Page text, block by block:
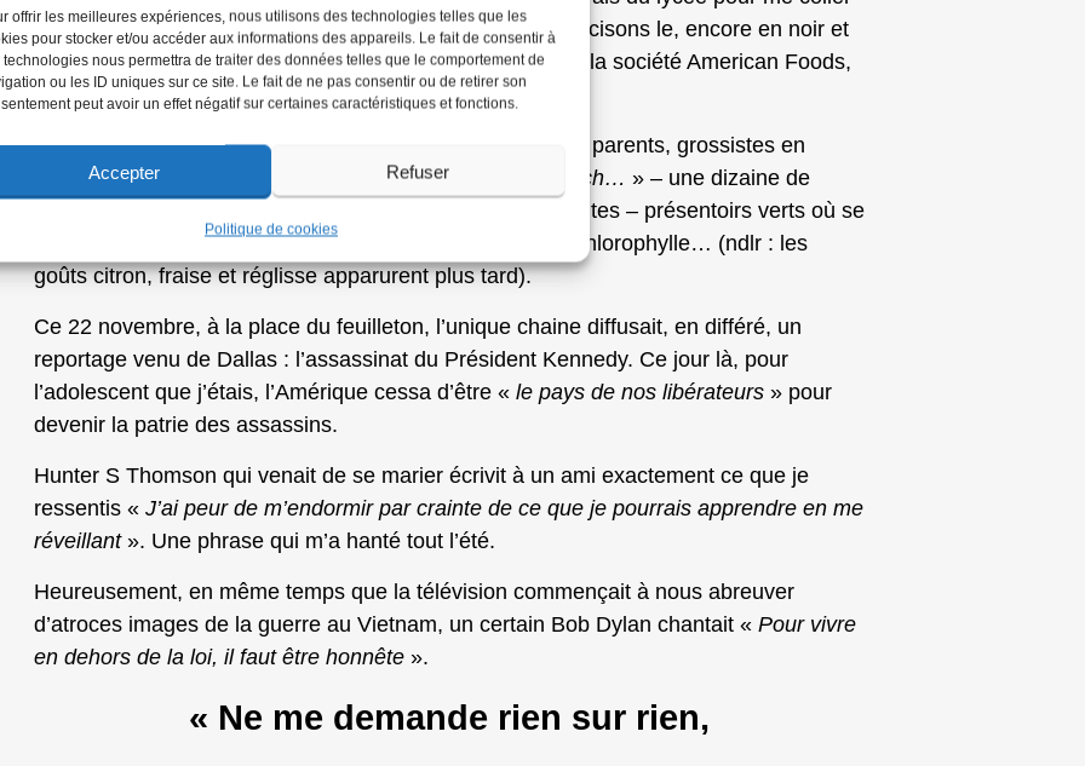
offrir les meilleures expériences, nous utilisons des technologies telles que les
pour stocker et/ou accéder aux informations des appareils. Le fait de consentir à
technologies nous permettra de traiter des données telles que le comportement de
ou les ID uniques sur ce site. Le fait de ne pas consentir ou de retirer son
peut avoir un effet négatif sur certaines caractéristiques et fonctions.
Accepter Refuser
Politique de cookies
devant la télévision familiale. Elle était toute neuve et, précisons le, encore en noir et
blanc. Cette merveille avait été « offerte » à la famille par la société American Foods,
fabriquant les tablettes du chewing gum Hollywood !
L’argument de la modernité au foyer avait convaincu mes parents, grossistes en
confiserie d’acheter – «
payable en plusieurs fois Mr Puech… » – une dizaine de
cartons contenant chacun une cinquantaine de petites boites – présentoirs verts où se
tassaient deux dizaines de paquets de dix tablettes à la chlorophylle… (ndlr : les
goûts citron, fraise et réglisse apparurent plus tard).
Ce 22 novembre, à la place du feuilleton, l’unique chaine diffusait, en différé, un
reportage venu de Dallas : l’assassinat du Président Kennedy. Ce jour là, pour
l’adolescent que j’étais, l’Amérique cessa d’être « le pays de nos libérateurs » pour
devenir la patrie des assassins.
Hunter S Thomson qui venait de se marier écrivit à un ami exactement ce que je
ressentis « J’ai peur de m’endormir par crainte de ce que je pourrais apprendre en me
réveillant». Une phrase qui m’a hanté tout l’été.
Heureusement, en même temps que la télévision commençait à nous abreuver
d’atroces images de la guerre au Vietnam, un certain Bob Dylan chantait « Pour vivre
en dehors de la loi, il faut être honnête ».
« Ne me demande rien sur rien,